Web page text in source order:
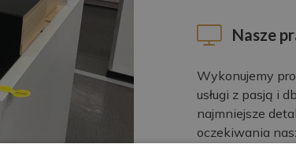
Nasze
Wykonujemy
usługi z pasją i
najmniejsze
oczekiwania